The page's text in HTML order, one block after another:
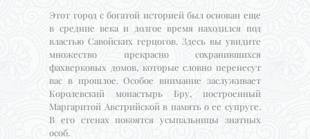
Этот город с богатой историей был основан еще
в средние века и долгое время находился под
властью Савойских герцогов. Здесь вы увидите
множество прекрасно сохранившихся
фахверковых домов, которые словно перенесут
вас в прошлое. Особое внимание заслуживает
Королевский монастырь Бру, построенный
Маргаритой Австрийской в память о ее супруге.
В его стенах покоятся усыпальницы знатных
особ.